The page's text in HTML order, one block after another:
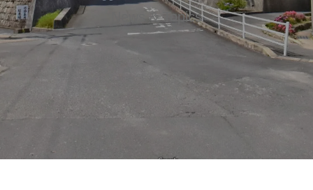
News & Topics